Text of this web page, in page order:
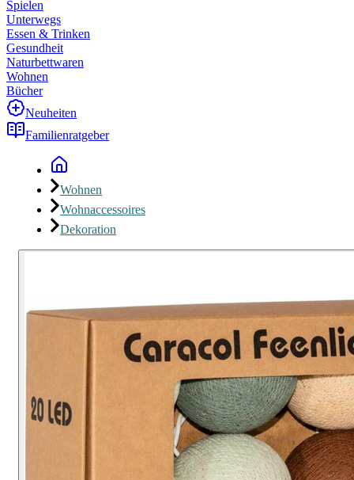
Spielen
Unterwegs
Essen & Trinken
Gesundheit
Naturbettwaren
Wohnen
Bücher
Neuheiten
Familienratgeber
Wohnen
Wohnaccessoires
Dekoration